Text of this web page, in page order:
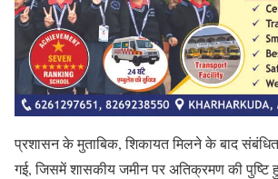
प्रशासन के मुताबिक, शिकायत मिलने के बाद
गई, जिसमें शासकीय जमीन पर अतिक्रमण की पुष्टि